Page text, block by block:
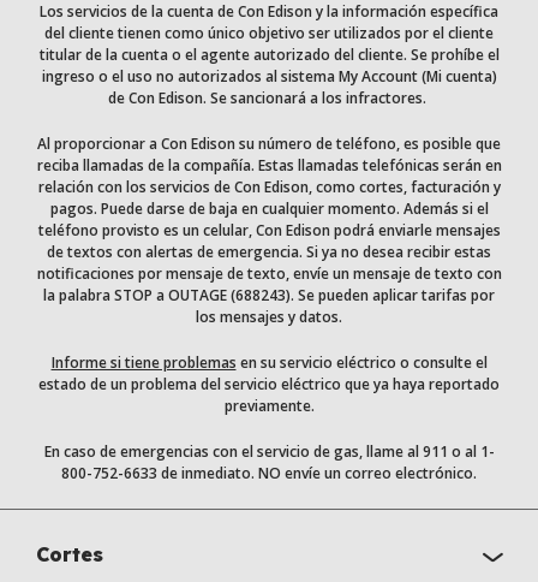
Los servicios de la cuenta de Con Edison y la información específica
del cliente tienen como único objetivo ser utilizados por el cliente
titular de la cuenta o el agente autorizado del cliente. Se prohíbe el
ingreso o el uso no autorizados al sistema My Account (Mi cuenta)
de Con Edison. Se sancionará a los infractores.
Al proporcionar a Con Edison su número de teléfono, es posible que
reciba llamadas de la compañía. Estas llamadas telefónicas serán en
relación con los servicios de Con Edison, como cortes, facturación y
pagos. Puede darse de baja en cualquier momento. Además si el
teléfono provisto es un celular, Con Edison podrá enviarle mensajes
de textos con alertas de emergencia. Si ya no desea recibir estas
notificaciones por mensaje de texto, envíe un mensaje de texto con
la palabra STOP a OUTAGE (688243). Se pueden aplicar tarifas por
los mensajes y datos.
Informe si tiene problemas en su servicio eléctrico o consulte el
estado de un problema del servicio eléctrico que ya haya reportado
previamente.
En caso de emergencias con el servicio de gas, llame al 911 o al 1-
800-752-6633 de inmediato. NO envíe un correo electrónico.
Cortes